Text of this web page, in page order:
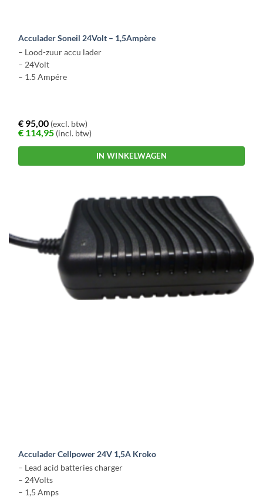
Acculader Soneil 24Volt – 1,5Ampère
– Lood-zuur accu lader
– 24Volt
– 1.5 Ampére
€ 95,00 (excl. btw)
€ 114,95 (incl. btw)
IN WINKELWAGEN
Acculader Cellpower 24V 1,5A Kroko
– Lead acid batteries charger
– 24Volts
– 1,5 Amps